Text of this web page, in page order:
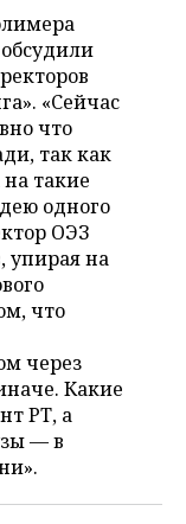
«Сейчас
что
так как
такие
одного
ОЭЗ
упирая на
что
через
Какие
РТ, а
— в